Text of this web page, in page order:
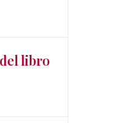
libro